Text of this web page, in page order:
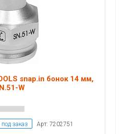
snap.in бонок 14 мм,
W
заказ Арт: 7202751